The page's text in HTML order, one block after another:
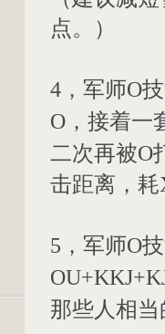
点。）
4，军师O
O，接着一
二次再被O
击距离，
5，军师O
那些人相